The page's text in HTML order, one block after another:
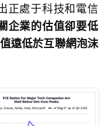
正處于科技和電信
企業的估值卻要低
遠低於互聯網泡沫